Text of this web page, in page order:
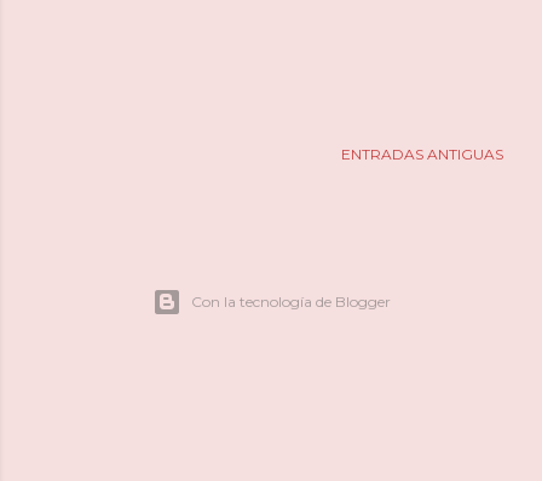
ENTRADAS ANTIGUAS
Con la tecnología de Blogger